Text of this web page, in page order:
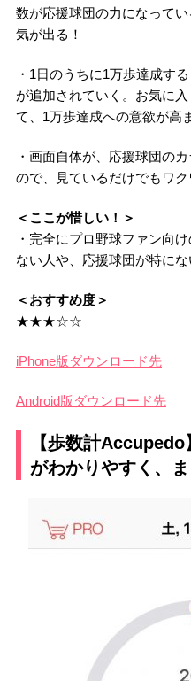
数が応援球団の力になって
気が出る！
・1日のうちに1万歩達成す
が追加されていく。お気に
て、1万歩達成への意欲が高
・画面自体が、応援球団の
ので、見ているだけでもワク
＜ここが惜しい！＞
・完全にプロ野球ファン向
ない人や、応援球団が特にな
＜おすすめ度＞
★★★☆☆
iPhone版ダウンロード先
Android版ダウンロード先
【歩数計
がわかりやすく、ま